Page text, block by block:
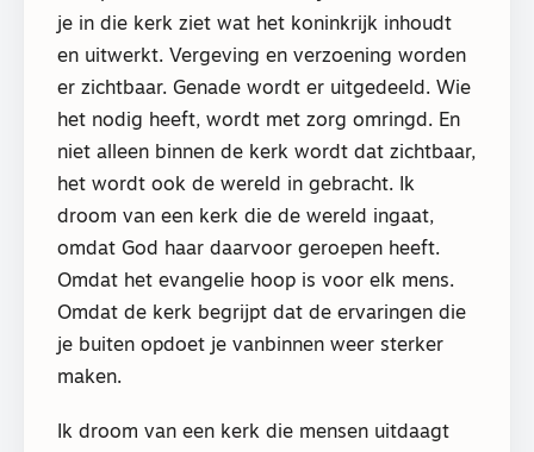
je in die kerk ziet wat het koninkrijk inhoudt
en uitwerkt. Vergeving en verzoening worden
er zichtbaar. Genade wordt er uitgedeeld. Wie
het nodig heeft, wordt met zorg omringd. En
niet alleen binnen de kerk wordt dat zichtbaar,
het wordt ook de wereld in gebracht. Ik
droom van een kerk die de wereld ingaat,
omdat God haar daarvoor geroepen heeft.
Omdat het evangelie hoop is voor elk mens.
Omdat de kerk begrijpt dat de ervaringen die
je buiten opdoet je vanbinnen weer sterker
maken.
Ik droom van een kerk die mensen uitdaagt